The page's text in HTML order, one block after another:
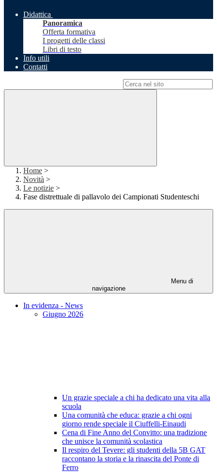
Didattica
Panoramica
Offerta formativa
I progetti delle classi
Libri di testo
Info utili
Contatti
Home >
Novità >
Le notizie >
Fase distrettuale di pallavolo dei Campionati Studenteschi
Menu di
navigazione
In evidenza - News
Giugno 2026
Un grazie speciale a chi ha dedicato una vita alla
scuola
Una comunità che educa: grazie a chi ogni
giorno rende speciale il Ciuffelli-Einaudi
Cena di Fine Anno del Convitto: una tradizione
che unisce la comunità scolastica
Il respiro del Tevere: gli studenti della 5B GAT
raccontano la storia e la rinascita del Ponte di
Ferro